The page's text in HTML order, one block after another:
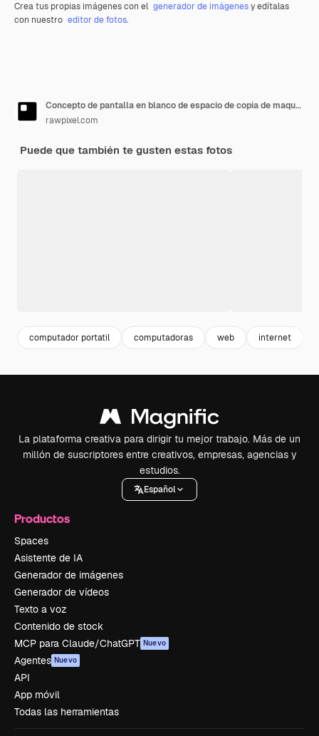
Crea tus propias imágenes con el generador de imágenesy edítalas
con nuestro editor de fotos.
Concepto de pantalla en blanco de espacio de copia de maqueta
rawpixel.com
Puede que también te gusten estas fotos
computador portatil computadoras web internet
La plataforma creativa para dirigir tu mejor trabajo. Más de un
millón de suscriptores entre creativos, empresas, agencias y
estudios.
Español
Productos
Spaces
Asistente de IA
Generador de imágenes
Generador de vídeos
Texto a voz
Contenido de stock
MCP para Claude/ChatGPT Nuevo
Agentes Nuevo
API
App móvil
Todas las herramientas